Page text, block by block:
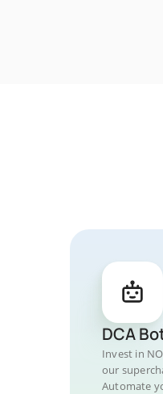
DCA
Invest in
our
Automate